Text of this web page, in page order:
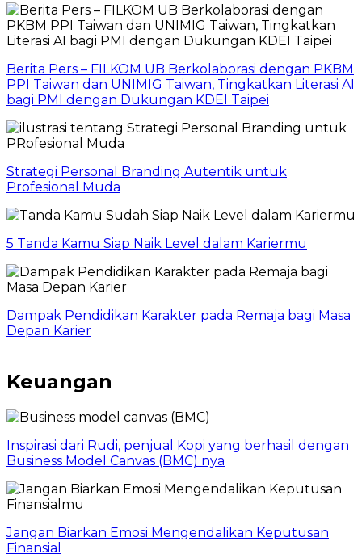
Berita Pers – FILKOM UB Berkolaborasi dengan PKBM
PPI Taiwan dan UNIMIG Taiwan, Tingkatkan Literasi AI
bagi PMI dengan Dukungan KDEI Taipei
Strategi Personal Branding Autentik untuk
Profesional Muda
5 Tanda Kamu Siap Naik Level dalam Kariermu
Dampak Pendidikan Karakter pada Remaja bagi Masa
Depan Karier
Keuangan
Inspirasi dari Rudi, penjual Kopi yang berhasil dengan
Business Model Canvas (BMC) nya
Jangan Biarkan Emosi Mengendalikan Keputusan
Finansial